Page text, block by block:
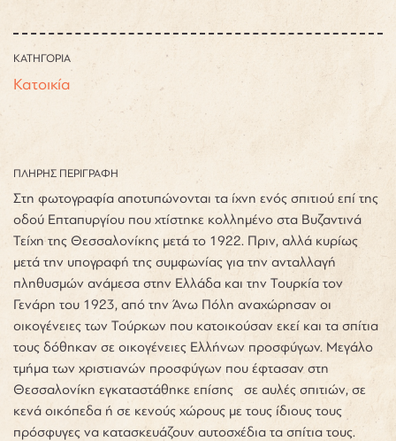
ΚΑΤΗΓΟΡΙΑ
Κατοικία
ΠΛΗΡΗΣ ΠΕΡΙΓΡΑΦΗ
Στη φωτογραφία αποτυπώνονται τα ίχνη ενός σπιτιού επί της
οδού Επταπυργίου που χτίστηκε κολλημένο στα Βυζαντινά
Τείχη της Θεσσαλονίκης μετά το 1922. Πριν, αλλά κυρίως
μετά την υπογραφή της συμφωνίας για την ανταλλαγή
πληθυσμών ανάμεσα στην Ελλάδα και την Τουρκία τον
Γενάρη του 1923, από την Άνω Πόλη αναχώρησαν οι
οικογένειες των Τούρκων που κατοικούσαν εκεί και τα σπίτια
τους δόθηκαν σε οικογένειες Ελλήνων προσφύγων. Μεγάλο
τμήμα των χριστιανών προσφύγων που έφτασαν στη
Θεσσαλονίκη εγκαταστάθηκε επίσης σε αυλές σπιτιών, σε
κενά οικόπεδα ή σε κενούς χώρους με τους ίδιους τους
πρόσφυγες να κατασκευάζουν αυτοσχέδια τα σπίτια τους.